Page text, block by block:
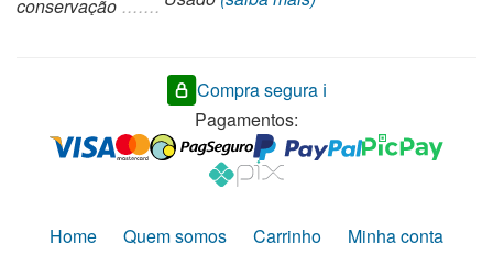
conservação
Compra segura ℹ️
Pagamentos:
Home Quem somos Carrinho Minha conta